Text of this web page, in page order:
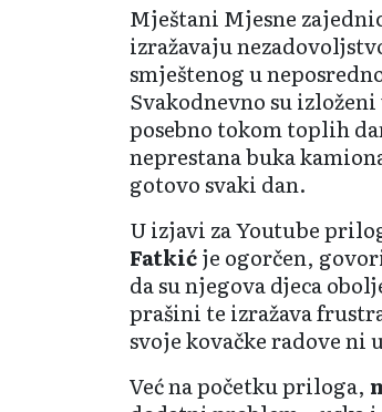
Mještani Mjesne
izražavaju
smještenog u
Svakodnevno su
posebno tokom toplih
neprestana buka
gotovo svaki dan.
U izjavi za Youtube
Fatkićje ogorčen,
da su njegova djeca
prašini te izražava
svoje kovačke radove
Već na početku priloga,